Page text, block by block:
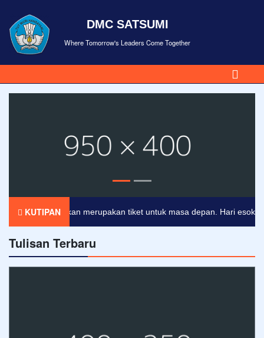
DMC SATSUMI
Where Tomorrow's Leaders Come Together
KUTIPAN
Pendidikan merupakan tiket untuk masa depan. Hari esok
Tulisan Terbaru